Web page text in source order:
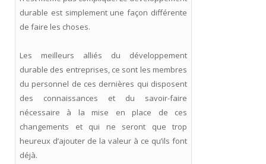
durable est simplement une façon différente
de faire les choses.
Les meilleurs alliés du développement
durable des entreprises, ce sont les membres
du personnel de ces dernières qui disposent
des connaissances et du savoir-faire
nécessaire à la mise en place de ces
changements et qui ne seront que trop
heureux d’ajouter de la valeur à ce qu’ils font
déjà.